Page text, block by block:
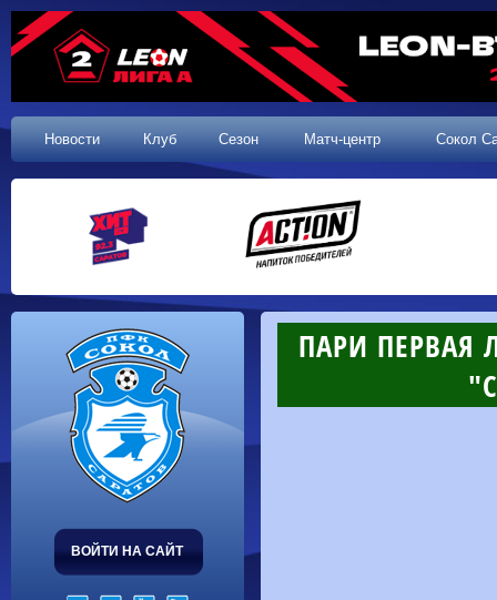
Новости Клуб Сезон Матч-центр Сокол
ВОЙТИ НА САЙТ
ПАРИ ПЕРВАЯ